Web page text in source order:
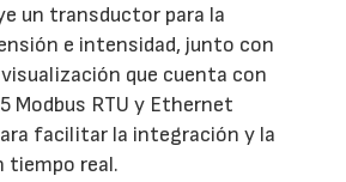
un transductor para la
e intensidad, junto con
que cuenta con
Modbus RTU y Ethernet
facilitar la integración y la
tiempo real.